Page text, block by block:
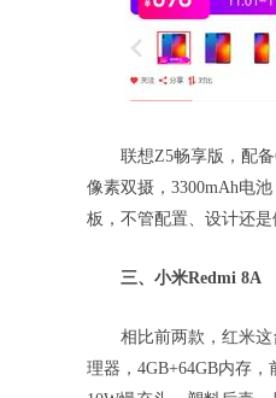
联想Z5畅享版，配
像素双摄，3300mAh电
板，不管配置、设计还
三、小米Redmi 8A
相比前两款，红米
理器，4GB+64GB内存